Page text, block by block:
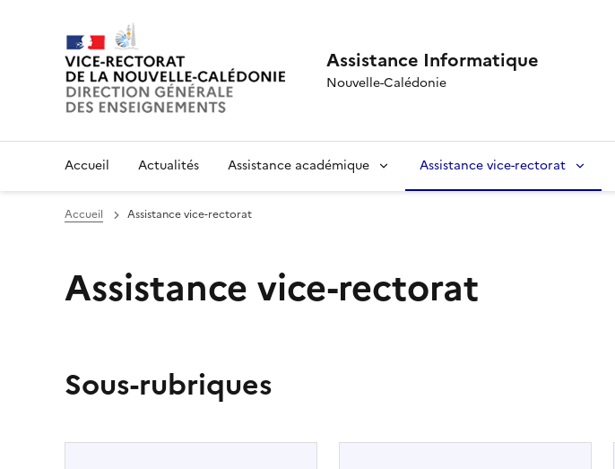
Assistance Informatique
Nouvelle-Calédonie
Accueil Actualités Assistance académique Assistance vice-rectorat
Accueil Assistance vice-rectorat
Assistance vice-rectorat
Sous-rubriques